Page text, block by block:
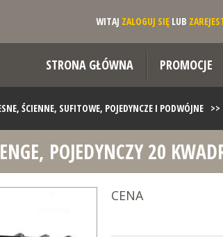
WITAJ ZALOGUJ SIĘLUB
STRONA GŁÓWNA PROMOCJE
ŚCIENNE, SUFITOWE, POJEDYNCZE I PODWÓJNE >>
POJEDYNCZY 20
CENA